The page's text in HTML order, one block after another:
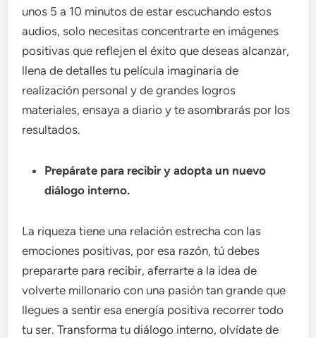
unos 5 a 10 minutos de estar escuchando estos
audios, solo necesitas concentrarte en imágenes
positivas que reflejen el éxito que deseas alcanzar,
llena de detalles tu película imaginaria de
realización personal y de grandes logros
materiales, ensaya a diario y te asombrarás por los
resultados.
Prepárate para recibir y adopta un nuevo
diálogo interno.
La riqueza tiene una relación estrecha con las
emociones positivas, por esa razón, tú debes
prepararte para recibir, aferrarte a la idea de
volverte millonario con una pasión tan grande que
llegues a sentir esa energía positiva recorrer todo
tu ser. Transforma tu diálogo interno, olvídate de